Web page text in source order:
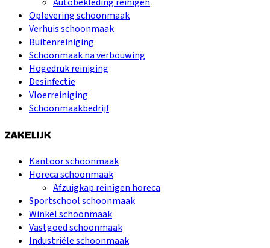
Oplevering schoonmaak
Verhuis schoonmaak
Buitenreiniging
Schoonmaak na verbouwing
Hogedruk reiniging
Desinfectie
Vloerreiniging
Schoonmaakbedrijf
ZAKELIJK
Kantoor schoonmaak
Horeca schoonmaak
Afzuigkap reinigen horeca
Sportschool schoonmaak
Winkel schoonmaak
Vastgoed schoonmaak
Industriële schoonmaak